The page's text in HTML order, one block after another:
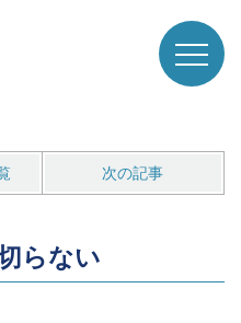
次の記事
らない